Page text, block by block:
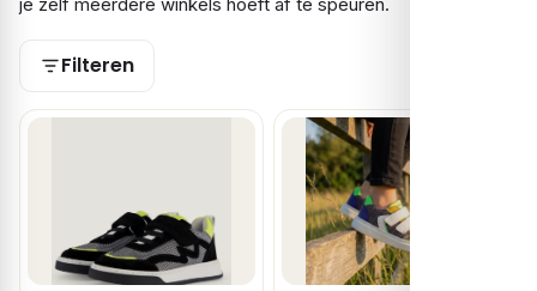
je zelf meerdere winkels hoeft af te speuren.
Filteren